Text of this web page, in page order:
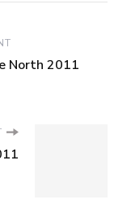
North 2011